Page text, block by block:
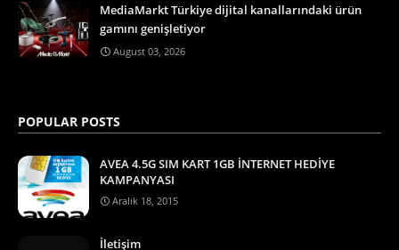
MediaMarkt Türkiye dijital kanallarındaki ürün
gamını genişletiyor
August 03, 2026
POPULAR POSTS
AVEA 4.5G SIM KART 1GB İNTERNET HEDİYE
KAMPANYASI
Aralık 18, 2015
İletişim